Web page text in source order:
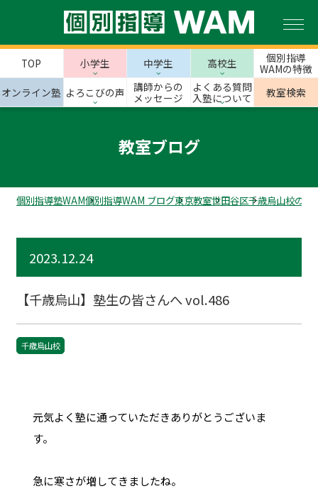
TOP 小学生 中学生 高校生
個別指導
WAMの特徴
オンライン塾 よろこびの声
講師からの
メッセージ
よくある質問
入塾について
教室検索
教室ブログ
個別指導塾WAM個別指導WAM ブログ東京教室世田谷区千歳烏山校のス
2023.12.24
【千歳烏山】塾生の皆さんへ vol.486
千歳烏山校
元気よく塾に通っていただきありがとうございま
す。
急に寒さが増してきましたね。